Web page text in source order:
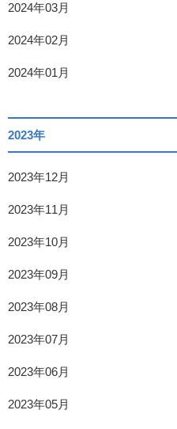
2024年03月
2024年02月
2024年01月
2023年
2023年12月
2023年11月
2023年10月
2023年09月
2023年08月
2023年07月
2023年06月
2023年05月